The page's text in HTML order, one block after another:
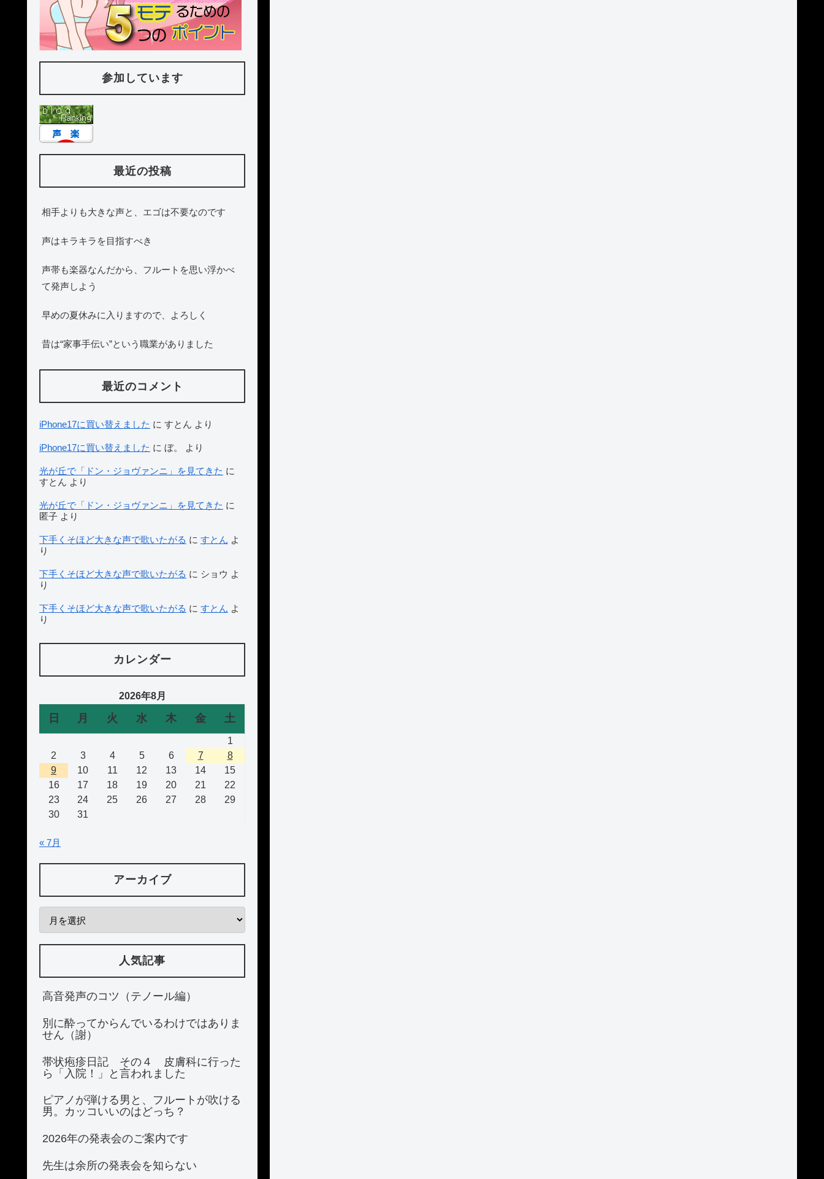
参加しています
最近の投稿
相手よりも大きな声と、エゴは不要なのです
声はキラキラを目指すべき
声帯も楽器なんだから、フルートを思い浮かべ
て発声しよう
早めの夏休みに入りますので、よろしく
昔は“家事手伝い”という職業がありました
最近のコメント
iPhone17に買い替えました に すとん より
iPhone17に買い替えました に ぼ。 より
光が丘で「ドン・ジョヴァンニ」を見てきた に
すとん より
光が丘で「ドン・ジョヴァンニ」を見てきた に
匿子 より
下手くそほど大きな声で歌いたがる に すとん よ
り
下手くそほど大きな声で歌いたがる に ショウ よ
り
下手くそほど大きな声で歌いたがる に すとん よ
り
カレンダー
2026年8月
日 月 火 水 木 金 土
1
2
3 4 5 6 7
8
9
10 11 12 13 14
15
16
17 18 19 20 21
22
23
24 25 26 27 28
29
30
31
« 7月
アーカイブ
人気記事
高音発声のコツ（テノール編）
別に酔ってからんでいるわけではありま
せん（謝）
帯状疱疹日記 その４ 皮膚科に行った
ら「入院！」と言われました
ピアノが弾ける男と、フルートが吹ける
男。カッコいいのはどっち？
2026年の発表会のご案内です
先生は余所の発表会を知らない